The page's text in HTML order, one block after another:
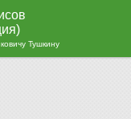
Тушкину